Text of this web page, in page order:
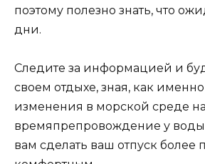
поэтому полезно знать, что
дни.
Следите за информацией и
своем отдыхе, зная, как
изменения в морской среде
времяпрепровождение у
вам сделать ваш отпуск более